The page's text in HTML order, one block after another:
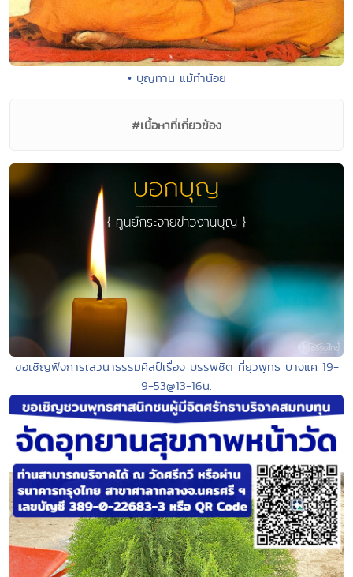
• บุญทาน แม้ทำน้อย
#เนื้อหาที่เกี่ยวข้อง
ขอเชิญฟังการเสวนาธรรมศิลป์เรื่อง บรรพชิต ที่ยุวพุทธ บางแค 19-
9-53@13-16น.